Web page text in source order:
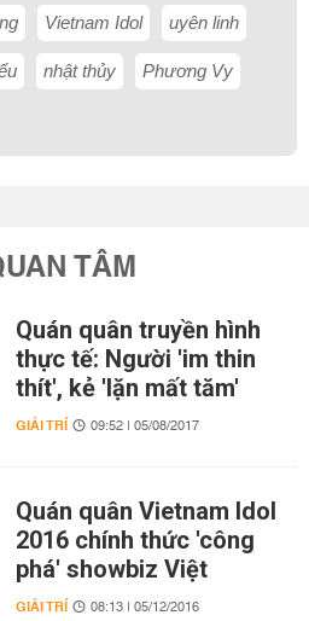
Vietnam Idol uyên linh
nhật thủy Phương Vy
TÂM
Quán quân truyền hình
thực tế: Người 'im thin
thít', kẻ 'lặn mất tăm'
GIẢI TRÍ 09:52 | 05/08/2017
Quán quân Vietnam Idol
2016 chính thức 'công
phá' showbiz Việt
GIẢI TRÍ 08:13 | 05/12/2016